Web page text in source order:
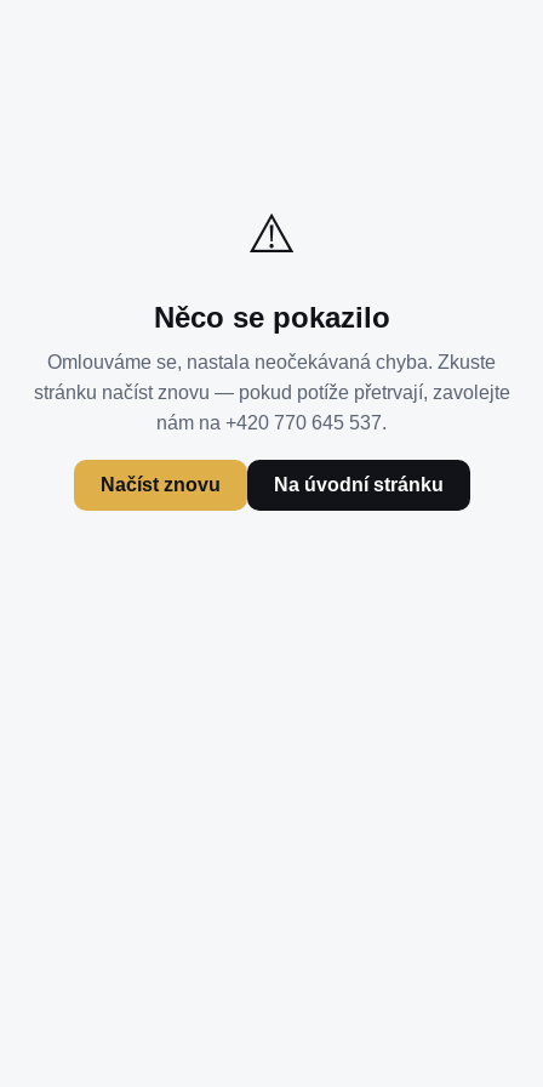
⚠️
Něco se pokazilo
Omlouváme se, nastala neočekávaná chyba. Zkuste
stránku načíst znovu — pokud potíže přetrvají, zavolejte
nám na +420 770 645 537.
Načíst znovu Na úvodní stránku